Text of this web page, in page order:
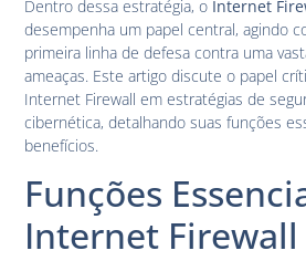
Dentro dessa estratégia, o Internet
desempenha um papel central, agindo
primeira linha de defesa contra uma
ameaças. Este artigo discute o papel
Internet Firewall em estratégias de
cibernética, detalhando suas funções
benefícios.
Funções
Internet Firewall